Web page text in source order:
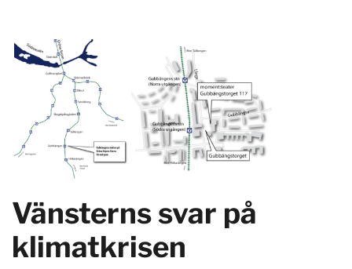
Vänsterns svar på
klimatkrisen